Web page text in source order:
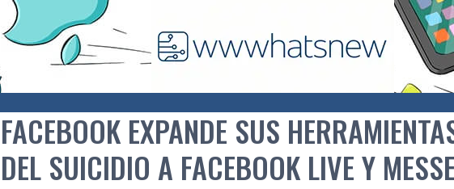
FACEBOOK EXPANDE SUS
DEL SUICIDIO A FACEBOOK LIVE Y